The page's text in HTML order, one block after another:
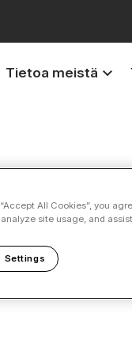
Tietoa meistä keyboard_arrow_down
Valvoja-
All Cookies”, you
site usage, and
Settings